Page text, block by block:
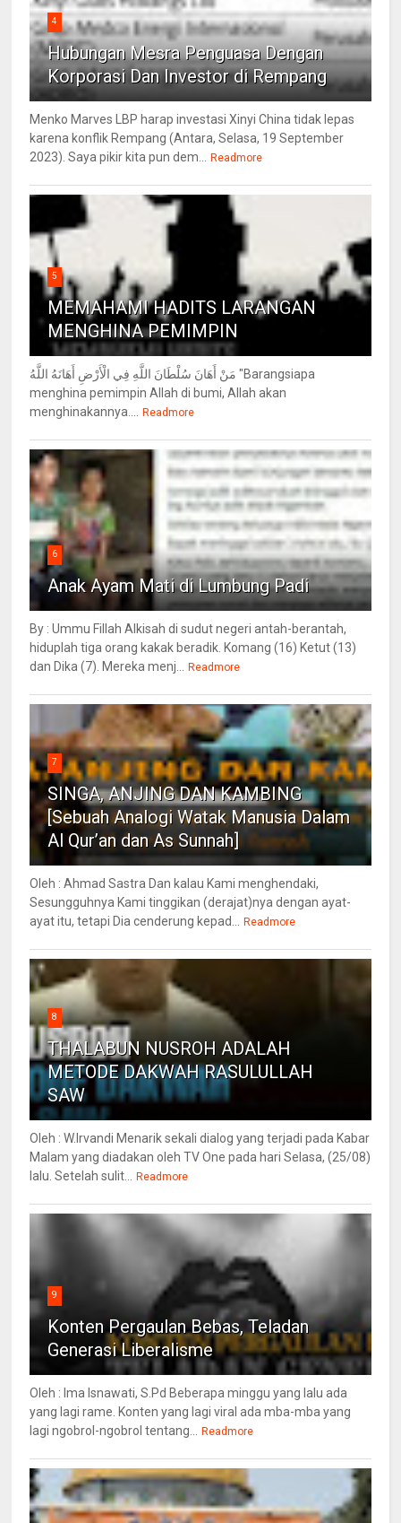
4
Hubungan Mesra Penguasa Dengan
Korporasi Dan Investor di Rempang
Menko Marves LBP harap investasi Xinyi China tidak lepas
karena konflik Rempang (Antara, Selasa, 19 September
2023). Saya pikir kita pun dem... Readmore
5
MEMAHAMI HADITS LARANGAN
MENGHINA PEMIMPIN
مَنْ أَهَانَ سُلْطَانَ اللَّهِ فِي الْأَرْضِ أَهَانَهُ اللَّهُ "Barangsiapa
menghina pemimpin Allah di bumi, Allah akan
menghinakannya.... Readmore
6
Anak Ayam Mati di Lumbung Padi
By : Ummu Fillah Alkisah di sudut negeri antah-berantah,
hiduplah tiga orang kakak beradik. Komang (16) Ketut (13)
dan Dika (7). Mereka menj... Readmore
7
SINGA, ANJING DAN KAMBING
[Sebuah Analogi Watak Manusia Dalam
Al Qur’an dan As Sunnah]
Oleh : Ahmad Sastra Dan kalau Kami menghendaki,
Sesungguhnya Kami tinggikan (derajat)nya dengan ayat-
ayat itu, tetapi Dia cenderung kepad... Readmore
8
THALABUN NUSROH ADALAH
METODE DAKWAH RASULULLAH
SAW
Oleh : W.Irvandi Menarik sekali dialog yang terjadi pada Kabar
Malam yang diadakan oleh TV One pada hari Selasa, (25/08)
lalu. Setelah sulit... Readmore
9
Konten Pergaulan Bebas, Teladan
Generasi Liberalisme
Oleh : Ima Isnawati, S.Pd Beberapa minggu yang lalu ada
yang lagi rame. Konten yang lagi viral ada mba-mba yang
lagi ngobrol-ngobrol tentang... Readmore